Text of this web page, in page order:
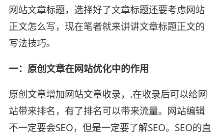
网站文章标题，选择好了文章标题还要考虑网站
正文怎么写，现在笔者就来讲讲文章标题正文的
写法技巧。
一：原创文章在网站优化中的作用
原创文章增加网站文章收录，.在收录后可以给网
站带来排名，有了排名可以带来流量。网站编辑
不一定要会SEO，但是一定要了解SEO。SEO的直